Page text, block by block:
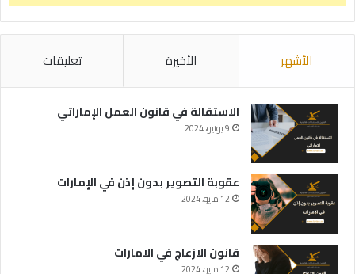
الأشهر الأخيرة تعليقات
الاستقالة في قانون العمل الإماراتي
9 يونيو، 2024
عقوبة التصوير بدون إذن في الإمارات
12 مايو، 2024
قانون الازعاج في الامارات
12 مايو، 2024